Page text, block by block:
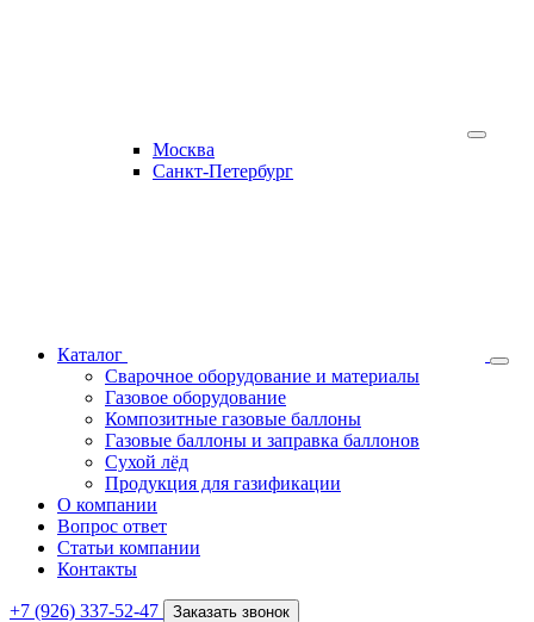
Москва
Санкт-Петербург
Каталог
Сварочное оборудование и материалы
Газовое оборудование
Композитные газовые баллоны
Газовые баллоны и заправка баллонов
Сухой лёд
Продукция для газификации
О компании
Вопрос ответ
Статьи компании
Контакты
+7 (926) 337-52-47 Заказать звонок